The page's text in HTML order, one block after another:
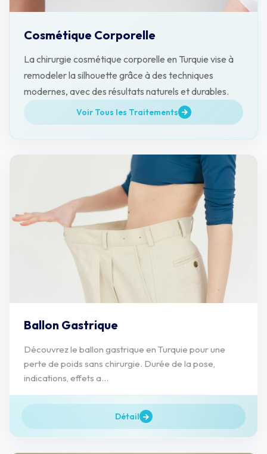
Cosmétique Corporelle
La chirurgie cosmétique corporelle en Turquie vise à
remodeler la silhouette grâce à des techniques
modernes, avec des résultats naturels et durables.
Voir Tous les Traitements
Ballon Gastrique
Découvrez le ballon gastrique en Turquie pour une
perte de poids sans chirurgie. Durée de la pose,
indications, effets a...
Détail